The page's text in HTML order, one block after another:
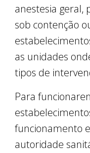
anestesia geral,
sob contenção
as unidades
tipos de
Para
funcionamento
autoridade